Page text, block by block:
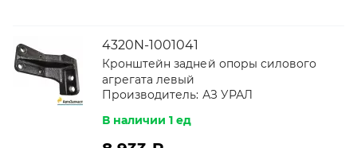
4320N-1001041
Кронштейн задней опоры силового
агрегата левый
Производитель: АЗ УРАЛ
В наличии 1 ед